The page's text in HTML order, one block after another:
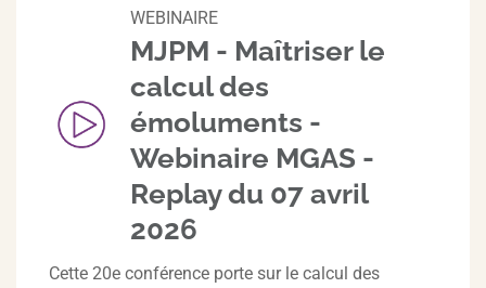
WEBINAIRE
MJPM - Maîtriser le
calcul des
émoluments -
Webinaire MGAS -
Replay du 07 avril
2026
Cette 20e conférence porte sur le calcul des